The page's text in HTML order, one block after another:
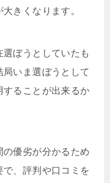
きくなります。
ぼうとしていたも
いま選ぼうとして
ることが出来るか
優劣が分かるため
、評判や口コミを